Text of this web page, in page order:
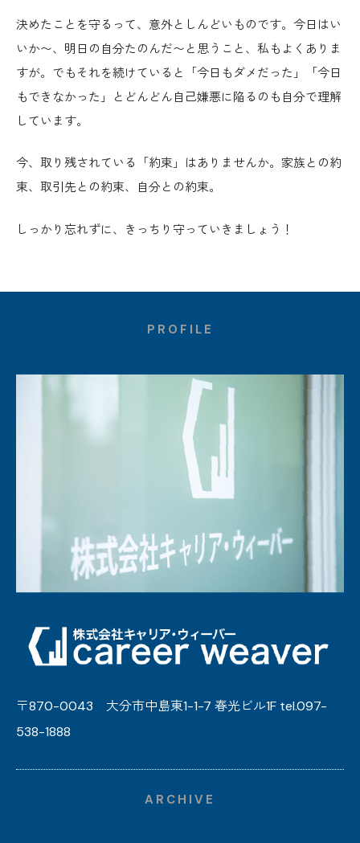
決めたことを守るって、意外としんどいものです。今日はい
いか〜、明日の自分たのんだ〜と思うこと、私もよくありま
すが。でもそれを続けていると「今日もダメだった」「今日
もできなかった」とどんどん自己嫌悪に陥るのも自分で理解
しています。
今、取り残されている「約束」はありませんか。家族との約
束、取引先との約束、自分との約束。
しっかり忘れずに、きっちり守っていきましょう！
PROFILE
〒870-0043 大分市中島東1-1-7 春光ビル1F tel.097-
538-1888
ARCHIVE